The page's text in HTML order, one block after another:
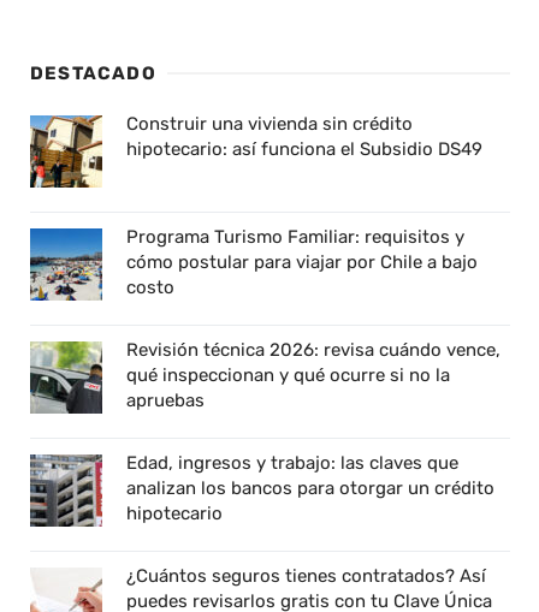
DESTACADO
Construir una vivienda sin crédito
hipotecario: así funciona el Subsidio DS49
Programa Turismo Familiar: requisitos y
cómo postular para viajar por Chile a bajo
costo
Revisión técnica 2026: revisa cuándo vence,
qué inspeccionan y qué ocurre si no la
apruebas
Edad, ingresos y trabajo: las claves que
analizan los bancos para otorgar un crédito
hipotecario
¿Cuántos seguros tienes contratados? Así
puedes revisarlos gratis con tu Clave Única